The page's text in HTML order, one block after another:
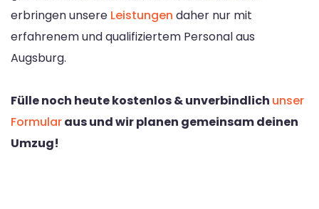
erbringen unsere Leistungen daher nur mit
erfahrenem und qualifiziertem Personal aus
Augsburg.
Fülle noch heute kostenlos & unverbindlich unser
Formularaus und wir planen gemeinsam deinen
Umzug!